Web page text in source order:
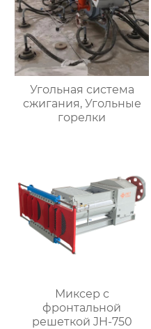
Угольная система
сжигания, Угольные
горелки
Миксер с
фронтальной
решеткой JH-750